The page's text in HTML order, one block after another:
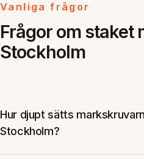
Vanliga frågor
Frågor om staket
Stockholm
Hur djupt sätts
Stockholm?